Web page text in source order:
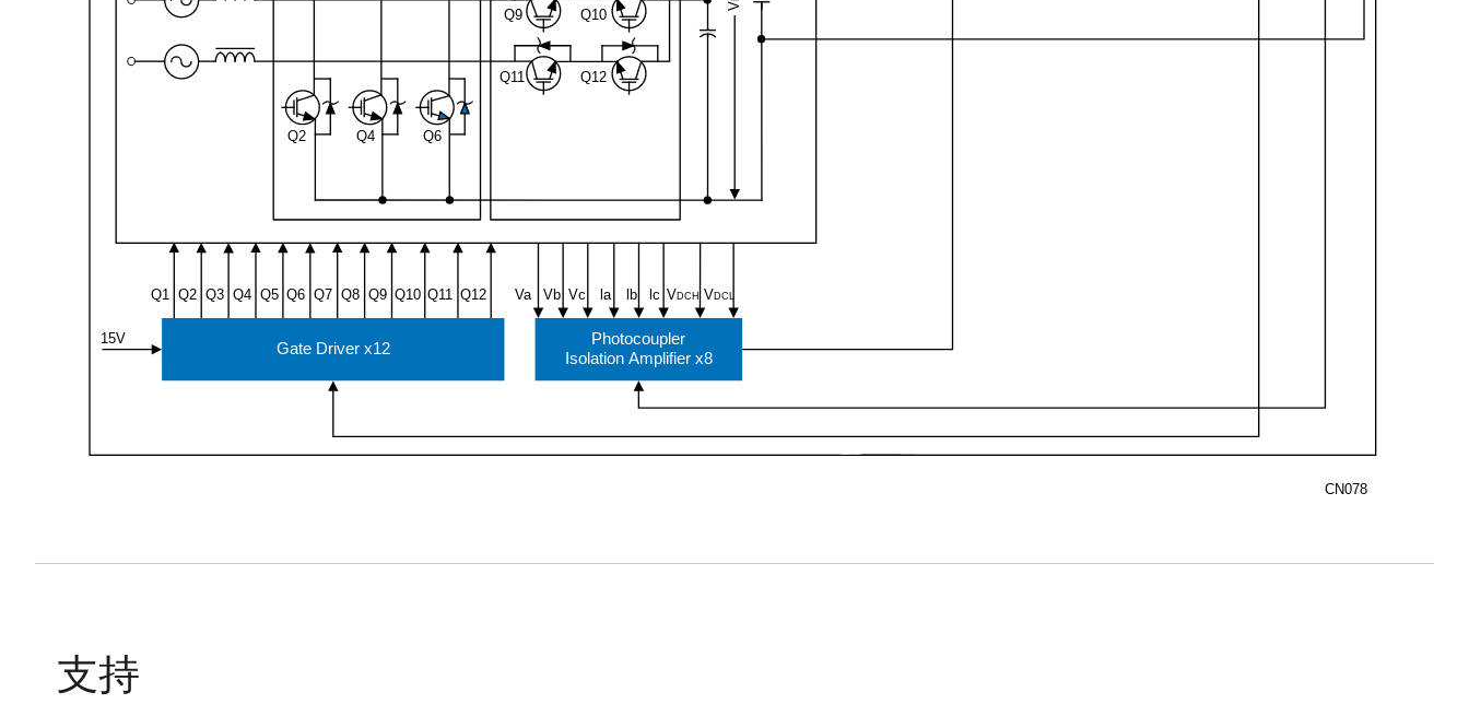
Vb
Va la
Vc lc
lb VDCH VDCL
Q1 Q2 Q3 Q4 Q5 Q6 Q7 Q8 Q12
Q11
Q10
Q9
V
Photocoupler
Isolation Amplifier x8
Gate Driver x12
CN078
15V
Q2 Q6
Q4
Q9 Q10
Q11 Q12
支持